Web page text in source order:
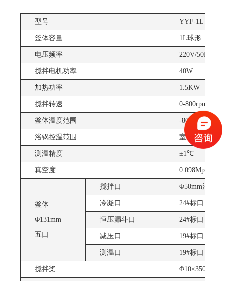
型号 YYF-1L
釜体容量 1L球形
电压频率 220V/50HZ
搅拌电机功率 40W
加热功率 1.5KW
搅拌转速 0-800rpm/min
釜体温度范围 -80℃~ +250℃
浴锅控温范围 室温-180℃
测温精度 ±1℃
真空度 0.098Mpa
釜体
Φ131mm
五口
搅拌口 Φ50mm法兰口
冷凝口 24#标口
恒压漏斗口 24#标口
减压口 19#标口
测温口 19#标口
搅拌桨